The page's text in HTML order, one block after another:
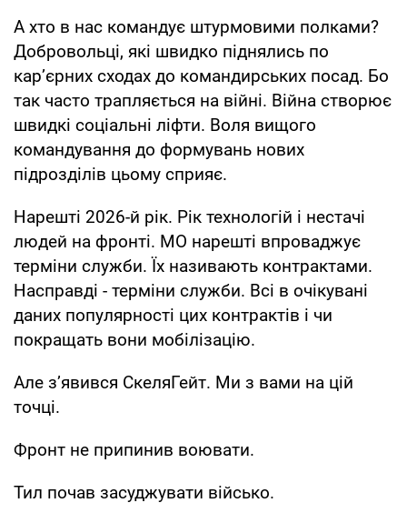
А хто в нас командує штурмовими полками?
Добровольці, які швидко піднялись по
карʼєрних сходах до командирських посад. Бо
так часто трапляється на війні. Війна створює
швидкі соціальні ліфти. Воля вищого
командування до формувань нових
підрозділів цьому сприяє.
Нарешті 2026-й рік. Рік технологій і нестачі
людей на фронті. МО нарешті впроваджує
терміни служби. Їх називають контрактами.
Насправді - терміни служби. Всі в очікувані
даних популярності цих контрактів і чи
покращать вони мобілізацію.
Але зʼявився СкеляГейт. Ми з вами на цій
точці.
Фронт не припинив воювати.
Тил почав засуджувати військо.